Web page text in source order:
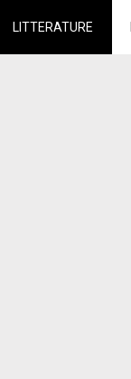
LITTERATURE